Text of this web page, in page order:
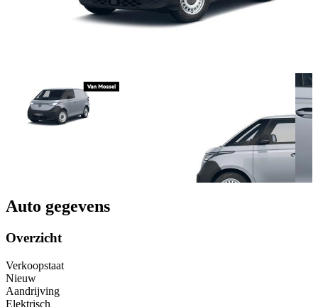
Auto gegevens
Overzicht
Verkoopstaat
Nieuw
Aandrijving
Elektrisch